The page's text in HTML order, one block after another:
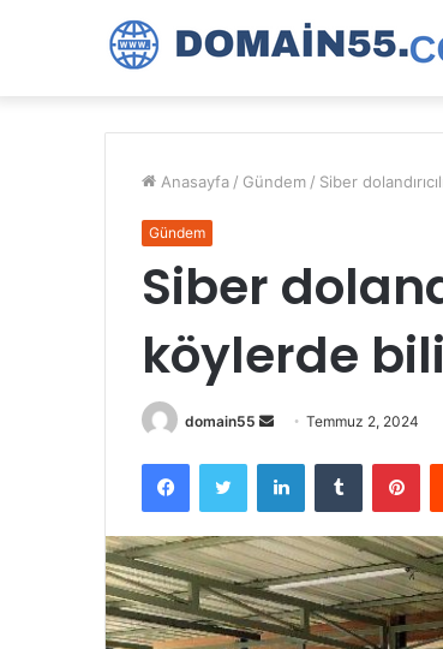
Anasayfa / Gündem / Siber
Gündem
Siber
köylerde
domain55
Bir
posta
göndermek
Temmuz 2, 2024
FacebookTwitter LinkedInTumblr